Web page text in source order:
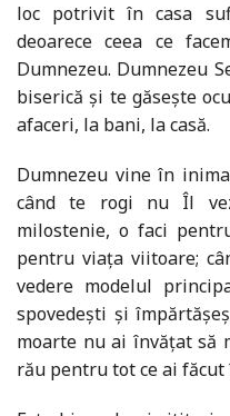
loc potrivit în casa
deoarece ceea ce
Dumnezeu. Dumnezeu
biserică și te găsește
afaceri, la bani, la casă.
Dumnezeu vine în
când te rogi nu Îl
milostenie, o faci
pentru viața viitoare;
vedere modelul
spovedești și
moarte nu ai învățat să
rău pentru tot ce ai făcut